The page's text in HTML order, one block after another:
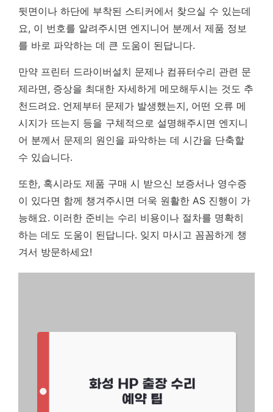
뒷면이나 하단에 부착된 스티커에서 찾으실 수 있는데
요, 이 번호를 알려주시면 엔지니어 분께서 제품 정보
를 바로 파악하는 데 큰 도움이 된답니다.
만약 프린터 드라이버설치 문제나 컴퓨터수리 관련 문
제라면, 증상을 최대한 자세하게 메모해두시는 것도 추
천드려요. 언제부터 문제가 발생했는지, 어떤 오류 메
시지가 뜨는지 등을 구체적으로 설명해주시면 엔지니
어 분께서 문제의 원인을 파악하는 데 시간을 단축할
수 있습니다.
또한, 혹시라도 제품 구매 시 받으신 보증서나 영수증
이 있다면 함께 챙겨주시면 더욱 원활한 AS 진행이 가
능해요. 이러한 준비는 수리 비용이나 절차를 명확히
하는 데도 도움이 된답니다. 잊지 마시고 꼼꼼하게 챙
겨서 방문하세요!